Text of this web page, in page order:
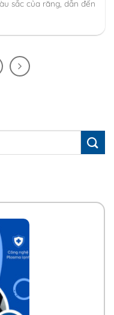
sắc của răng, dẫn đến